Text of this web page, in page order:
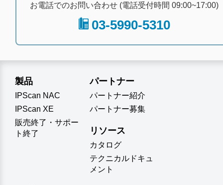
お電話でのお問い合わせ (電話受付時間 09:00~17:00)
03-5990-5310
製品
IPScan NAC
IPScan XE
販売終了・サポー
ト終了
パートナー
パートナー紹介
パートナー募集
リソース
カタログ
テクニカルドキュ
メント